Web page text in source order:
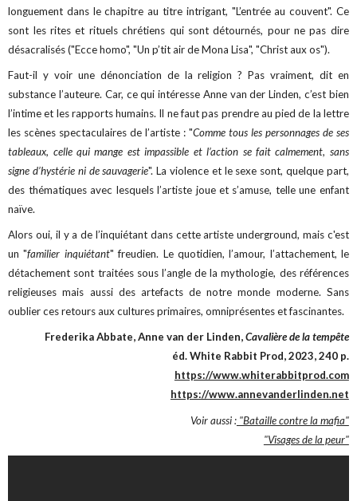
longuement dans le chapitre au titre intrigant, "L’entrée au couvent". Ce
sont les rites et rituels chrétiens qui sont détournés, pour ne pas dire
désacralisés ("Ecce homo", "Un p’tit air de Mona Lisa", "Christ aux os").
Faut-il y voir une dénonciation de la religion ? Pas vraiment, dit en
substance l’auteure. Car, ce qui intéresse Anne van der Linden, c’est bien
l’intime et les rapports humains. Il ne faut pas prendre au pied de la lettre
les scènes spectaculaires de l’artiste : "Comme tous les personnages de ses
tableaux, celle qui mange est impassible et l’action se fait calmement, sans
signe d’hystérie ni de sauvagerie". La violence et le sexe sont, quelque part,
des thématiques avec lesquels l’artiste joue et s’amuse, telle une enfant
naïve.
Alors oui, il y a de l’inquiétant dans cette artiste underground, mais c'est
un "familier inquiétant" freudien. Le quotidien, l’amour, l’attachement, le
détachement sont traitées sous l’angle de la mythologie, des références
religieuses mais aussi des artefacts de notre monde moderne. Sans
oublier ces retours aux cultures primaires, omniprésentes et fascinantes.
Frederika Abbate, Anne van der Linden,Cavalière de la tempête
éd. White Rabbit Prod, 2023, 240 p.
https://www.whiterabbitprod.com
https://www.annevanderlinden.net
Voir aussi :"Bataille contre la mafia"
"Visages de la peur"